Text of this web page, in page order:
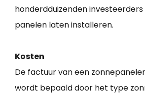
honderdduizenden
panelen laten installeren.
Kosten
De factuur van een
wordt bepaald door het type